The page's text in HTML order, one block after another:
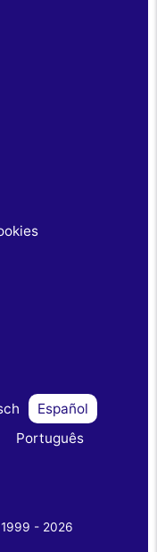
Español
Português
- 2026